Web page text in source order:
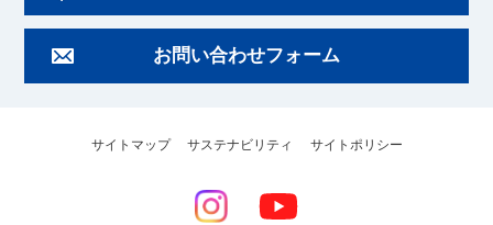
お問い合わせフォーム
サイトマップ サステナビリティ サイトポリシー